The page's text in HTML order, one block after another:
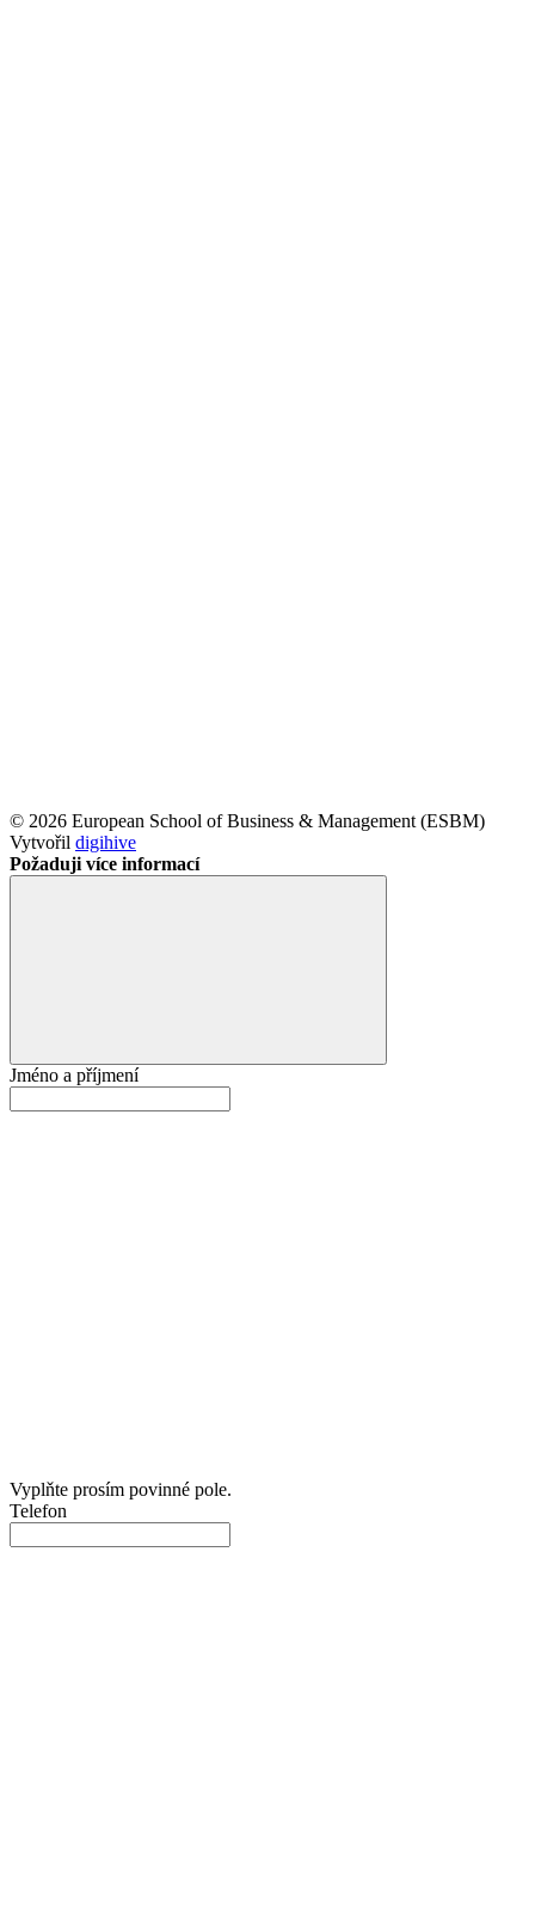
© 2026 European School of Business & Management (ESBM)
Vytvořil digihive
Požaduji více informací
Jméno a příjmení
Vyplňte prosím povinné pole.
Telefon